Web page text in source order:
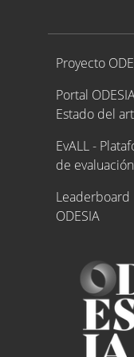
Proyecto
Proyecto
Portal
Estado del
EvALL -
de evaluación
Leaderboard
ODESIA